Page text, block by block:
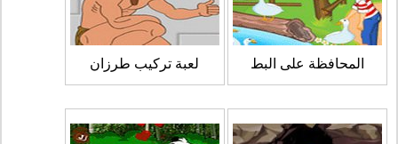
المحافظة على البط لعبة تركيب طرزان